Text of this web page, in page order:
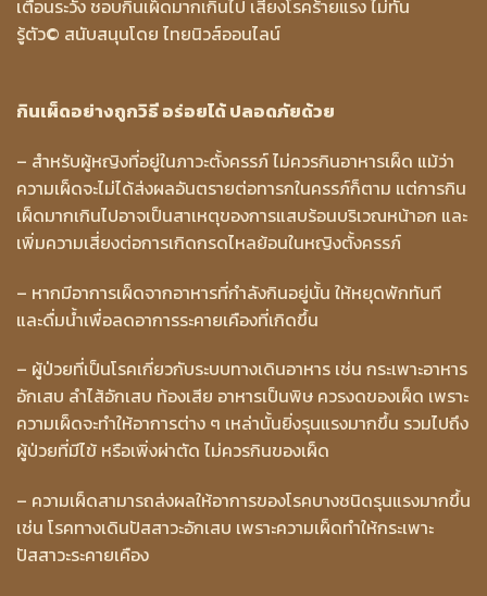
เตือนระวัง ชอบกินเผ็ดมากเกินไป เสี่ยงโรคร้ายแรง ไม่ทัน
รู้ตัว© สนับสนุนโดย ไทยนิวส์ออนไลน์
กินเผ็ดอย่างถูกวิธี อร่อยได้ ปลอดภัยด้วย
– สำหรับผู้หญิงที่อยู่ในภาวะตั้งครรภ์ ไม่ควรกินอาหารเผ็ด แม้ว่า
ความเผ็ดจะไม่ได้ส่งผลอันตรายต่อทารกในครรภ์ก็ตาม แต่การกิน
เผ็ดมากเกินไปอาจเป็นสาเหตุของการแสบร้อนบริเวณหน้าอก และ
เพิ่มความเสี่ยงต่อการเกิดกรดไหลย้อนในหญิงตั้งครรภ์
– หากมีอาการเผ็ดจากอาหารที่กำลังกินอยู่นั้น ให้หยุดพักทันที
และดื่มน้ำเพื่อลดอาการระคายเคืองที่เกิดขึ้น
– ผู้ป่วยที่เป็นโรคเกี่ยวกับระบบทางเดินอาหาร เช่น กระเพาะอาหาร
อักเสบ ลำไส้อักเสบ ท้องเสีย อาหารเป็นพิษ ควรงดของเผ็ด เพราะ
ความเผ็ดจะทำให้อาการต่าง ๆ เหล่านั้นยิ่งรุนแรงมากขึ้น รวมไปถึง
ผู้ป่วยที่มีไข้ หรือเพิ่งผ่าตัด ไม่ควรกินของเผ็ด
– ความเผ็ดสามารถส่งผลให้อาการของโรคบางชนิดรุนแรงมากขึ้น
เช่น โรคทางเดินปัสสาวะอักเสบ เพราะความเผ็ดทำให้กระเพาะ
ปัสสาวะระคายเคือง